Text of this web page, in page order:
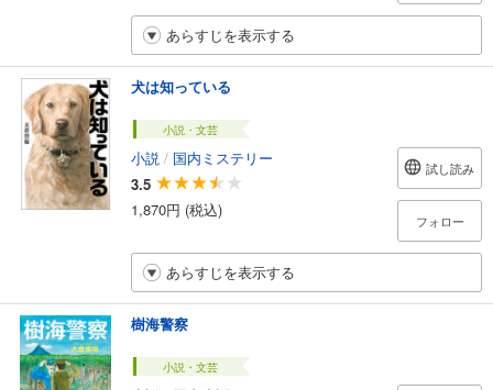
あらすじを表示する
犬は知っている
小説・文芸
小説 / 国内ミステリー
3.5
1,870円 (税込)
試し読み
フォロー
あらすじを表示する
樹海警察
小説・文芸